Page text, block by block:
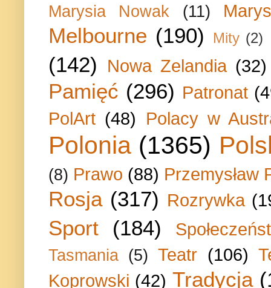
Marysia Nowak (11)
Melbourne (190) Mity (2)
(142) Nowa Zelandia (32)
Pamięć (296) Patronat
PolArt (48) Polacy w
Polonia (1365)
(8) Prawo (88) Przemysław
Rosja (317) Rozrywka
Sport (184)
Tasmania (5) Teatr (106)
Koprowski (42) Tradycja